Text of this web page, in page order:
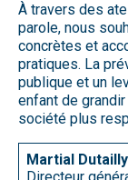
À travers des
parole, nous
concrètes et
pratiques. La
publique et un
enfant de
société plus
Martial Dutailly